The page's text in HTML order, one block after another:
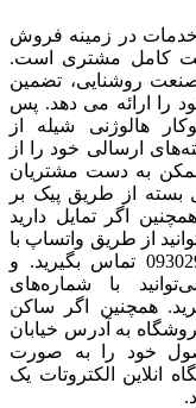
خدمات در زمینه فروش
کامل مشتری است.
صنعت روشنایی، تضمین
را ارائه می دهد. پس
هالوژنی شیله از
ارسالی خود را از
به دست مشتریان
بسته از طریق پیک بر
اگر تمایل دارید
از طریق واتساپ با
شماره‌ تلفن‌های 09128713771 و 09302906860 تماس بگیرید. و
با شماره‌های
تماس بگیرید. همچنین اگر ساکن
به آدرس خیابان
امین زاده، پلاک 42 محصول خود را به صورت
انلاین الکتروتات یک